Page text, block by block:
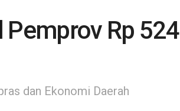
Rp
dan Ekonomi Daerah